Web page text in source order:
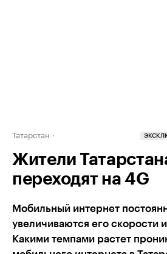
Татарстан
Жители
переходят на 4G
Мобильный интернет
увеличиваются его скорости
Какими темпами растет